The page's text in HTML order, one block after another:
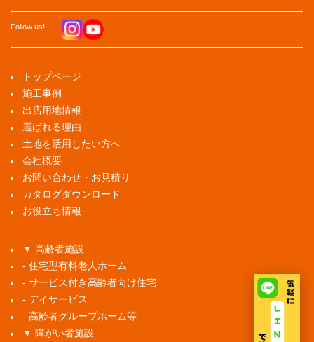
Follow us!
トップページ
施工事例
出店用地情報
選ばれる理由
土地を活用したい方へ
会社概要
お問い合わせ・お見積り
カタログダウンロード
お役立ち情報
▼ 高齢者施設
- 住宅型有料老人ホーム
- サービス付き高齢者向け住宅
- デイサービス
- 高齢者グループホーム等
▼ 障がい者施設